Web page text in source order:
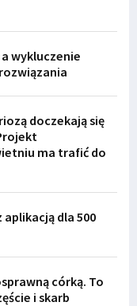
a wykluczenie
doczekają się
ma trafić do
aplikacją dla 500
córką. To
i skarb